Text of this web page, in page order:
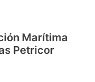
Marítima
Petricor